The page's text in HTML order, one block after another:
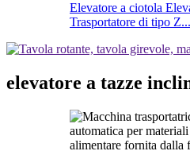
Elevatore a ciotola
Trasportatore di tipo Z...
elevatore a tazze